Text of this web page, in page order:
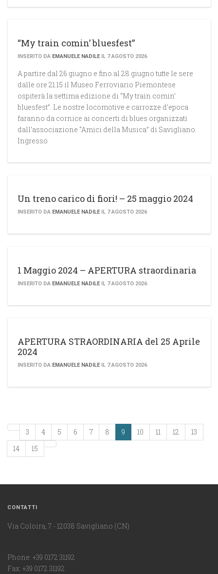
“My train comin’ bluesfest”
INSERITO DA EMANUELE NADILEIL 7 AGOSTO 2026
A partire dal 26 giugno e fino al 28 giugno tutte le sere
dalle ore 21.15 il Museo Ferroviario Piemontese
ospiterà la settima edizione di “My train comin’
bluesfest”. Le nostre locomotive e carrozze d’epoca
faranno da cornice ai concerti di blues organizzati
dall’associazione “Amici della Musica” di Savigliano.
Ingresso
Un treno carico di fiori! – 25 maggio 2024
INSERITO DA EMANUELE NADILEIL 7 AGOSTO 2026
1 Maggio 2024 – APERTURA straordinaria
INSERITO DA EMANUELE NADILEIL 7 AGOSTO 2026
APERTURA STRAORDINARIA del 25 Aprile
2024
INSERITO DA EMANUELE NADILEIL 7 AGOSTO 2026
3 4 5 6 7 8 9 10 11 12
13
14
15
CONTATTI
Via Coloira, 7 - 12038 Savigliano (CN)
Phone: +39 0172 31192
Fax: +39 0172 31192